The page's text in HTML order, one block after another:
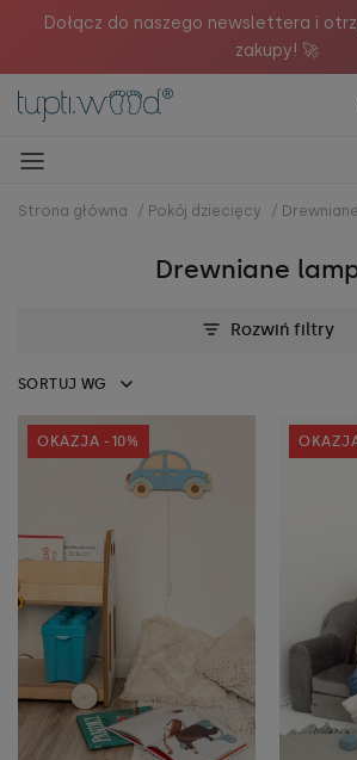
Dołącz do naszego newslettera i
zakupy! 🚀
Strona główna / Pokój dziecięcy /
Drewniane
Rozwiń filtry
SORTUJ WG
OKAZJA -10%